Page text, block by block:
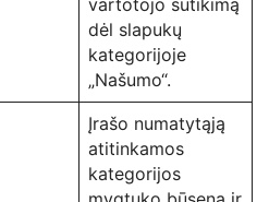
vartotojo sutikimą
dėl slapukų
kategorijoje
„Našumo“.
Įrašo numatytąją
atitinkamos
kategorijos